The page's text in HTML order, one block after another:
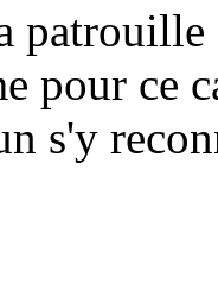
pour ce
s'y